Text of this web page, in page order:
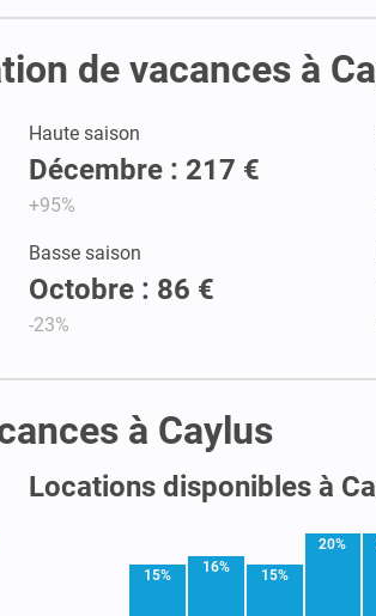
de vacances à
Haute saison
Décembre : 217 €
+95%
Basse saison
Octobre : 86 €
-23%
à Caylus
Locations disponibles à
15% 16% 15%
20%